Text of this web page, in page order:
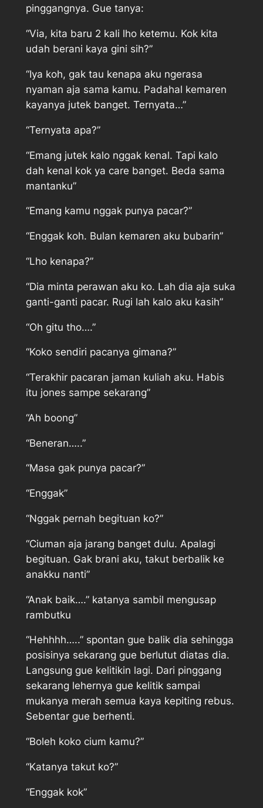
pinggangnya. Gue tanya:
“Via, kita baru 2 kali lho ketemu. Kok kita
udah berani kaya gini sih?”
“Iya koh, gak tau kenapa aku ngerasa
nyaman aja sama kamu. Padahal kemaren
kayanya jutek banget. Ternyata…”
“Ternyata apa?”
“Emang jutek kalo nggak kenal. Tapi kalo
dah kenal kok ya care banget. Beda sama
mantanku”
“Emang kamu nggak punya pacar?”
“Enggak koh. Bulan kemaren aku bubarin”
“Lho kenapa?”
“Dia minta perawan aku ko. Lah dia aja suka
ganti-ganti pacar. Rugi lah kalo aku kasih”
“Oh gitu tho….”
“Koko sendiri pacanya gimana?”
“Terakhir pacaran jaman kuliah aku. Habis
itu jones sampe sekarang”
“Ah boong”
“Beneran…..”
“Masa gak punya pacar?”
“Enggak”
“Nggak pernah begituan ko?”
“Ciuman aja jarang banget dulu. Apalagi
begituan. Gak brani aku, takut berbalik ke
anakku nanti”
“Anak baik….” katanya sambil mengusap
rambutku
“Hehhhh…..” spontan gue balik dia sehingga
posisinya sekarang gue berlutut diatas dia.
Langsung gue kelitikin lagi. Dari pinggang
sekarang lehernya gue kelitik sampai
mukanya merah semua kaya kepiting rebus.
Sebentar gue berhenti.
“Boleh koko cium kamu?”
“Katanya takut ko?”
“Enggak kok”